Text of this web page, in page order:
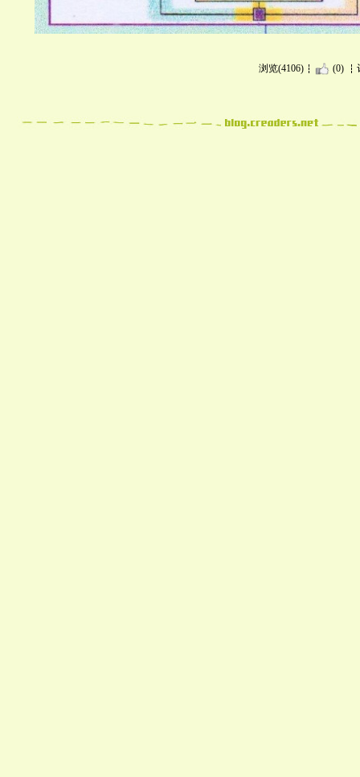
浏览(4106) (0)